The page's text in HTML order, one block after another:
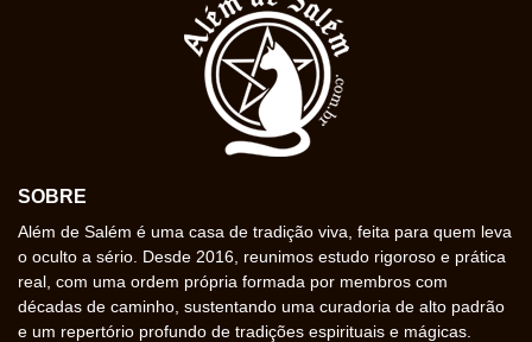
SOBRE
Além de Salém é uma casa de tradição viva, feita para quem leva
o oculto a sério. Desde 2016, reunimos estudo rigoroso e prática
real, com uma ordem própria formada por membros com
décadas de caminho, sustentando uma curadoria de alto padrão
e um repertório profundo de tradições espirituais e mágicas.